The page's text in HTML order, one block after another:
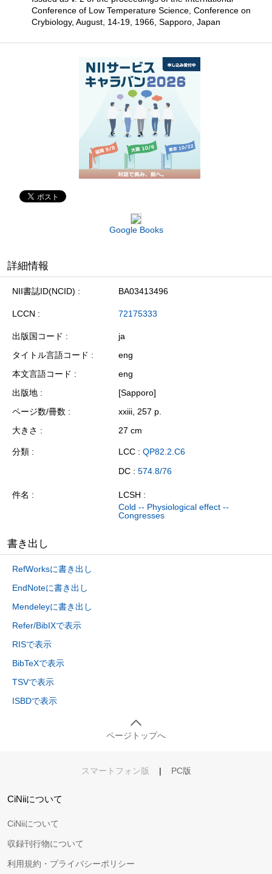
Conference of Low Temperature Science, Conference on
Crybiology, August, 14-19, 1966, Sapporo, Japan
Google Books
詳細情報
NII書誌ID(NCID) BA03413496
LCCN 72175333
出版国コード
ja
タイトル言語コード
eng
本文言語コード
eng
出版地
[Sapporo]
ページ数/冊数
xxiii, 257 p.
大きさ
27 cm
分類 LCC : QP82.2.C6
DC : 574.8/76
件名
LCSH :
Cold -- Physiological effect --
Congresses
書き出し
RefWorksに書き出し
EndNoteに書き出し
Mendeleyに書き出し
Refer/BibIXで表示
RISで表示
BibTeXで表示
TSVで表示
ISBDで表示
ページトップへ
スマートフォン版 | PC版
CiNiiについて
CiNiiについて
収録刊行物について
利用規約・プライバシーポリシー